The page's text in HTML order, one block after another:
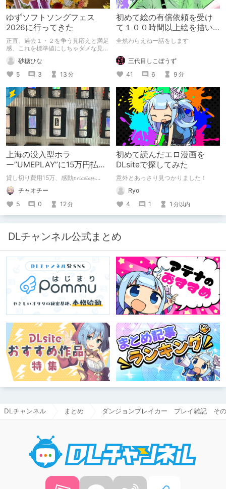
ゆずソフトソングフェス
2026に行ってきた
正直、過去１・２を争う見応えと満足
感、これを標準値にしちゃダメな見本
かも
砂糖ひな
5
3 13 分
初めて絵の有償依頼を受け
て１００時間以上絵を描い
た話
全然わらえねー話をします
三代目しこぼうず
41
6 9 分
上海の没入型ホラ
ー”UMEPLAY”に15万円払っ
たら、2作品とも号泣した※
ネタバレなし
貸し切り費用15万、感動𝓹𝓻𝓲𝓬𝓮𝓵𝓮𝓼𝓼....
チャオチー
5
0 12分
初めて読んだエロ漫画を
DLsiteで探してみた
意外とあっさり見つかりました！
Ryo
4
1 1 分以内
DLチャンネル公式まとめ
DLチャンネル まとめ ダンジョンブレイカー プレイ雑記 そ